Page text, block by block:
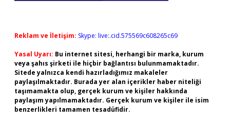
Reklam ve İletişim: Skype: live:.cid.575569c608265c69
Yasal Uyarı: Bu internet sitesi, herhangi bir marka, kurum
veya şahıs şirketi ile hiçbir bağlantısı bulunmamaktadır.
Sitede yalnızca kendi hazırladığımız makaleler
paylaşılmaktadır. Burada yer alan içerikler haber niteliği
taşımamakta olup, gerçek kurum ve kişiler hakkında
paylaşım yapılmamaktadır. Gerçek kurum ve kişiler ile isim
benzerlikleri tamamen tesadüfidir.